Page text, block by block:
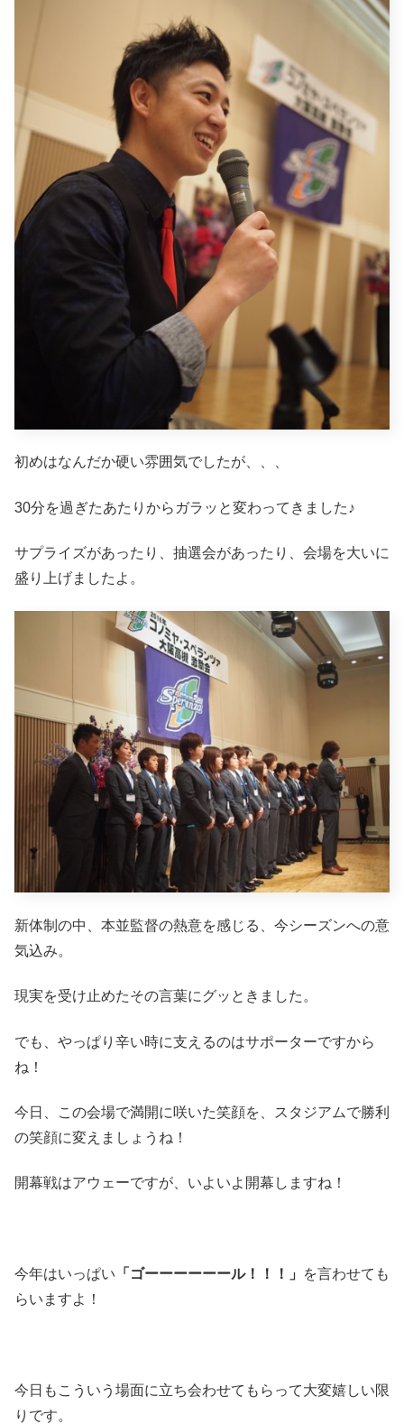
初めはなんだか硬い雰囲気でしたが、、、
30分を過ぎたあたりからガラッと変わってきました♪
サプライズがあったり、抽選会があったり、会場を大いに
盛り上げましたよ。
新体制の中、本並監督の熱意を感じる、今シーズンへの意
気込み。
現実を受け止めたその言葉にグッときました。
でも、やっぱり辛い時に支えるのはサポーターですから
ね！
今日、この会場で満開に咲いた笑顔を、スタジアムで勝利
の笑顔に変えましょうね！
開幕戦はアウェーですが、いよいよ開幕しますね！
今年はいっぱい 「ゴーーーーーール！！！」
を言わせても
らいますよ！
今日もこういう場面に立ち会わせてもらって大変嬉しい限
りです。